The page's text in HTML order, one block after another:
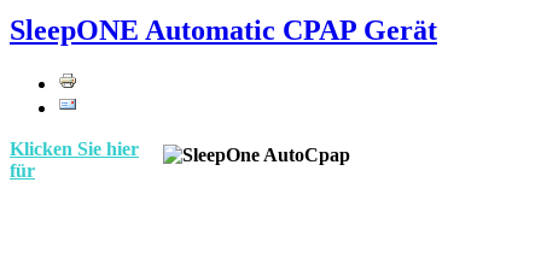
SleepONE Automatic CPAP Gerät
Klicken Sie hier
für